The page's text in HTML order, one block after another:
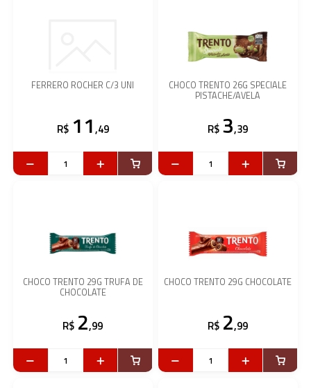
FERRERO ROCHER C/3 UNI
R$ 11,49
CHOCO TRENTO 26G SPECIALE
PISTACHE/AVELA
R$ 3,39
CHOCO TRENTO 29G TRUFA DE
CHOCOLATE
R$ 2,99
CHOCO TRENTO 29G CHOCOLATE
R$ 2,99